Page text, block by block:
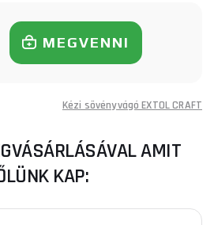
MEGVENNI
Kézi sövényvágó EXTOL CRAFT
AMIT
KAP: